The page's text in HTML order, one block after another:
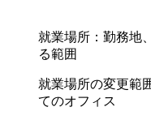
就業場所：勤務地
る範囲
就業場所の変更範
てのオフィス